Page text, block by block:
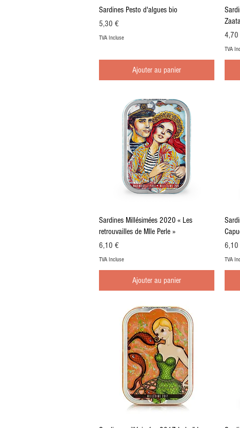
Aperçu rapide
Sardines Pesto d'algues bio
Prix
5,30 €
TVA Incluse
Ajouter au panier
Prix
4,70
TVA
Aperçu rapide
Sardines Millésimées 2020 « Les
retrouvailles de Mlle Perle »
Prix
6,10 €
TVA Incluse
Ajouter au panier
Prix
6,10
TVA